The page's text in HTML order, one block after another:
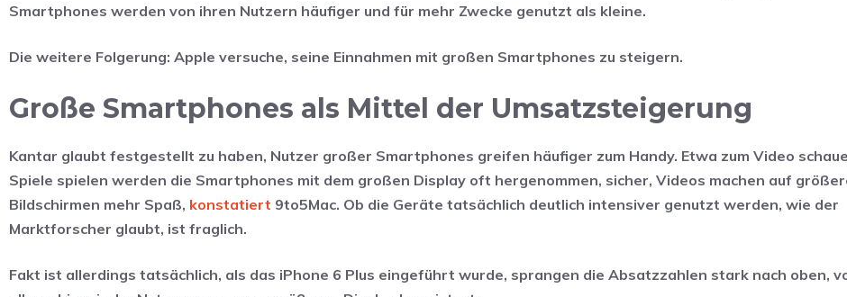
Smartphones werden von ihren Nutzern häufiger und für mehr Zwecke genutzt als kleine.
Die weitere Folgerung: Apple versuche, seine Einnahmen mit großen Smartphones zu steigern.
Große Smartphones als Mittel der Umsatzsteigerung
Kantar glaubt festgestellt zu haben, Nutzer großer Smartphones greifen häufiger zum Handy. Etwa zum Video
Spiele spielen werden die Smartphones mit dem großen Display oft hergenommen, sicher, Videos machen auf
Bildschirmen mehr Spaß, konstatiert 9to5Mac. Ob die Geräte tatsächlich deutlich intensiver genutzt werden, wie der
Marktforscher glaubt, ist fraglich.
Fakt ist allerdings tatsächlich, als das iPhone 6 Plus eingeführt wurde, sprangen die Absatzzahlen stark nach oben,